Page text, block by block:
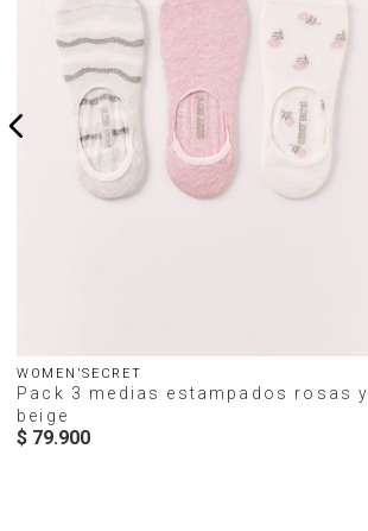
WOMEN'SECRET
Pack 3 medias estampados rosas y
beige
$ 79.900